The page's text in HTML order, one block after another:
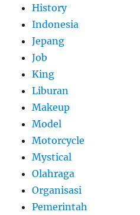
History
Indonesia
Jepang
Job
King
Liburan
Makeup
Model
Motorcycle
Mystical
Olahraga
Organisasi
Pemerintah